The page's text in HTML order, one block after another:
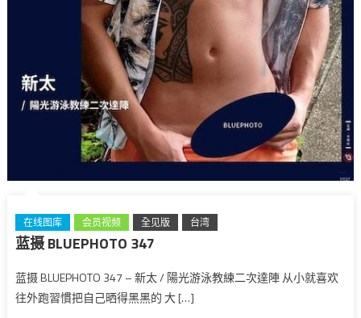
在线图库 会员视频 全见版 台湾
蓝摄 BLUEPHOTO 347
蓝摄 BLUEPHOTO 347 – 新太 / 陽光游泳教練二次達陣 从小就喜欢
往外跑習慣把自己晒得黑黑的 大 […]